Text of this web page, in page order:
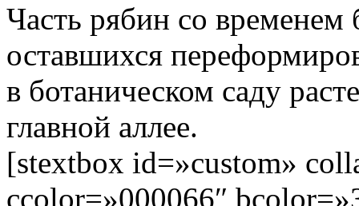
Часть рябин со временем
оставшихся
в ботаническом саду
главной аллее.
[stextbox id=»custom»
ccolor=»000066″